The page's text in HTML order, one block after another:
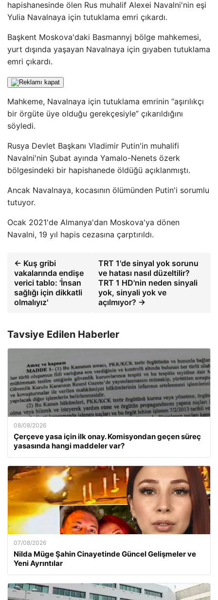
hapishanesinde ölen Rus muhalif Alexei Navalni'nin eşi
Yulia Navalnaya için tutuklama emri çıkardı.
Başkent Moskova'daki Basmannyj bölge mahkemesi,
yurt dışında yaşayan Navalnaya için gıyaben tutuklama
emri çıkardı.
Mahkeme, Navalnaya için tutuklama emrinin “aşırılıkçı
bir örgüte üye olduğu gerekçesiyle” çıkarıldığını
söyledi.
Rusya Devlet Başkanı Vladimir Putin'in muhalifi
Navalni'nin Şubat ayında Yamalo-Nenets özerk
bölgesindeki bir hapishanede öldüğü açıklanmıştı.
Ancak Navalnaya, kocasının ölümünden Putin'i sorumlu
tutuyor.
Ocak 2021'de Almanya'dan Moskova'ya dönen
Navalni, 19 yıl hapis cezasına çarptırıldı.
← Kuş gribi
vakalarında endişe
verici tablo: 'İnsan
sağlığı için dikkatli
olmalıyız'
TRT 1'de sinyal yok sorunu
ve hatası nasıl düzeltilir?
TRT 1 HD'nin neden sinyali
yok, sinyali yok ve
açılmıyor? →
Tavsiye Edilen Haberler
08/08/2026
Çerçeve yasa için ilk onay. Komisyondan geçen süreç
yasasında hangi maddeler var?
07/08/2026
Nilda Müge Şahin Cinayetinde Güncel Gelişmeler ve
Yeni Ayrıntılar